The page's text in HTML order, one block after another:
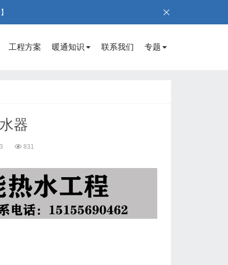
工程方案 暖通知识 联系我们 专题
器
831